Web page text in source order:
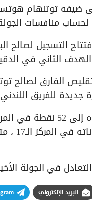
من بطولة الدوري الإنجليزي
الثاني في
للفريق
وبهذا الانتصار، رفع
في الجولة
البريد الإلكتروني